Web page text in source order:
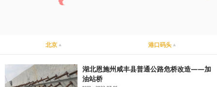
桥梁支座系统
水泥基系统
北京 港口码头
湖北恩施州咸丰县普通公路危桥改造——加
油站桥